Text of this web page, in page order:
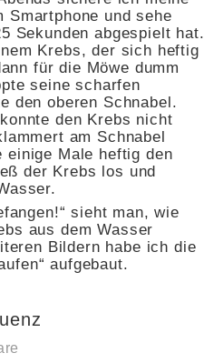
Smartphone und sehe
Sekunden abgespielt hat.
Krebs, der sich heftig
für die Möwe dumm
seine scharfen
den oberen Schnabel.
den Krebs nicht
am Schnabel
einige Male heftig den
der Krebs los und
sieht man, wie
aus dem Wasser
Bildern habe ich die
aufgebaut.